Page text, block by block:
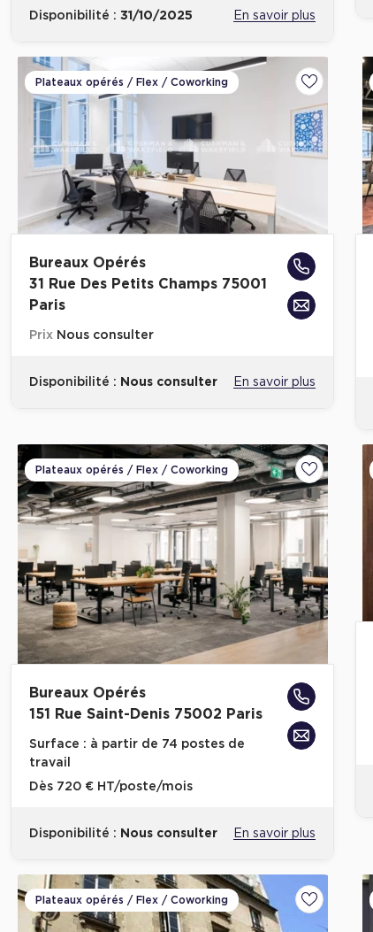
Disponibilité : 31/10/2025 En savoir plus
Plateaux opérés / Flex / Coworking
Ajouter
Bureaux Opérés
31 Rue Des Petits Champs 75001
Paris
Prix Nous consulter
Disponibilité : Nous consulter En savoir plus
Plateaux opérés / Flex / Coworking
Ajouter
Bureaux Opérés
151 Rue Saint-Denis 75002 Paris
Surface : à partir de 74 postes de
travail
Dès 720 € HT/poste/mois
Disponibilité : Nous consulter En savoir plus
Plateaux opérés / Flex / Coworking
Ajouter